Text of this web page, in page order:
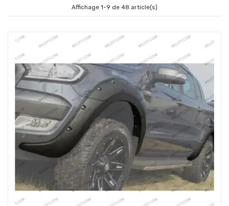
Affichage 1-9 de 48 article(s)